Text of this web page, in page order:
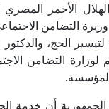
التضامن
الحج،
لوزارة التضامن
أن خدمة